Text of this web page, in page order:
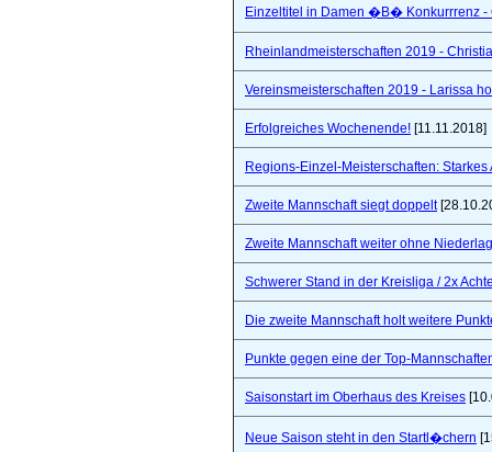
Einzeltitel in Damen �B� Konkurrrenz
Rheinlandmeisterschaften 2019 -
Vereinsmeisterschaften 2019 - Larissa
Erfolgreiches Wochenende! [11.11.2018]
Regions-Einzel-Meisterschaften:
Zweite Mannschaft siegt doppelt
Zweite Mannschaft weiter ohne
Schwerer Stand in der Kreisliga / 2x
Die zweite Mannschaft holt weitere
Punkte gegen eine der Top-
Saisonstart im Oberhaus des Kreises
Neue Saison steht in den Startl�chern